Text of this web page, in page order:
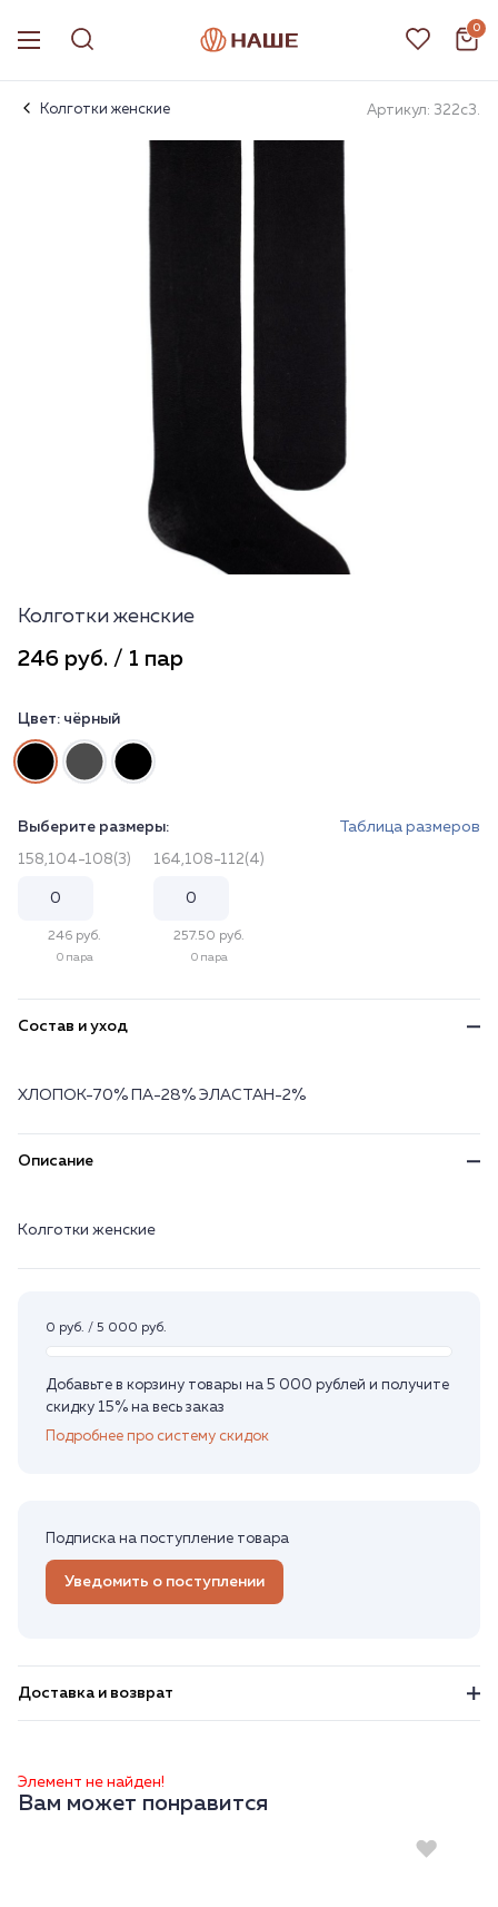
0
Колготки женские Артикул: 322с3.
Колготки женские
246 руб. / 1 пар
Цвет: чёрный
Выберите размеры: Таблица размеров
158,104-108(3)
246 руб.
0 пара
164,108-112(4)
257.50 руб.
0 пара
Состав и уход
ХЛОПОК-70% ПА-28% ЭЛАСТАН-2%
Описание
Колготки женские
0 руб. / 5 000 руб.
Добавьте в корзину товары на 5 000 рублей и получите
скидку 15% на весь заказ
Подробнее про систему скидок
Подписка на поступление товара
Уведомить о поступлении
Доставка и возврат
Элемент не найден!
Вам может понравится